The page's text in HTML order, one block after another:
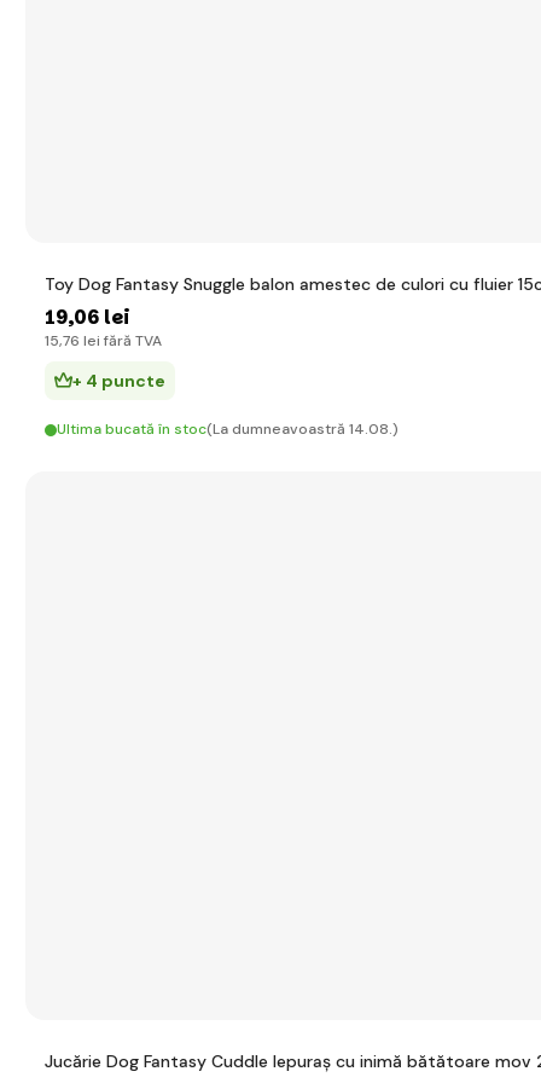
Toy Dog Fantasy Snuggle balon amestec de culori cu fluier
19,06 lei
15,76 lei fără TVA
+ 4 puncte
Ultima bucată în stoc(La dumneavoastră 14.08.)
Jucărie Dog Fantasy Cuddle Iepuraș cu inimă bătătoare mov